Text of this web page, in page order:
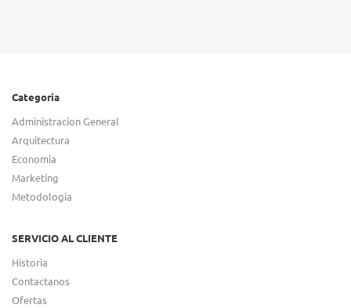
Categoria
Administracion General
Arquitectura
Economia
Marketing
Metodologia
SERVICIO AL CLIENTE
Historia
Contactanos
Ofertas